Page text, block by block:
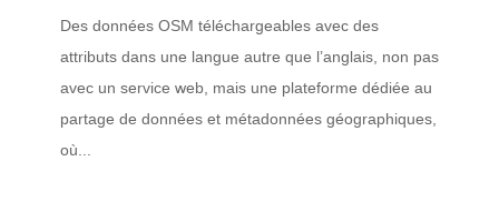
Des données OSM téléchargeables avec des
attributs dans une langue autre que l’anglais, non pas
avec un service web, mais une plateforme dédiée au
partage de données et métadonnées géographiques,
où...